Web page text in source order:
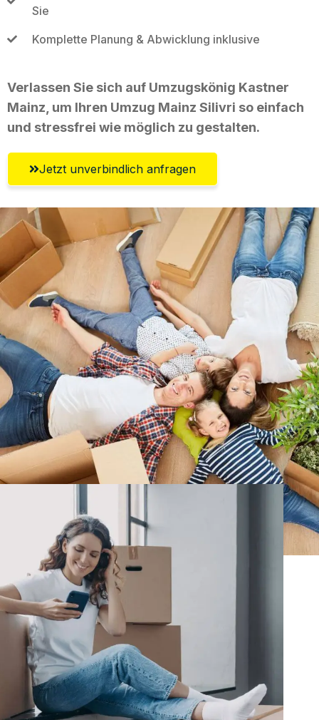
Sie
Komplette Planung & Abwicklung inklusive
Verlassen Sie sich auf Umzugskönig Kastner
Mainz, um Ihren Umzug Mainz Silivri so einfach
und stressfrei wie möglich zu gestalten.
Jetzt unverbindlich anfragen